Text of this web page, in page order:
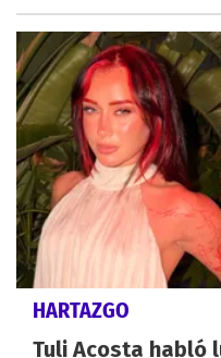
HARTAZGO
Tuli Acosta habló